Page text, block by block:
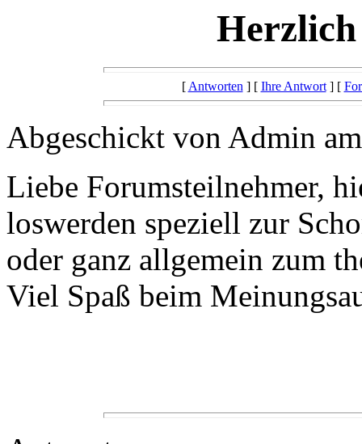
[Antworten] [ Ihre Antwort] [
Abgeschickt von Admin
Liebe Forumsteilnehmer,
loswerden speziell zur
oder ganz allgemein zum
Viel Spaß beim